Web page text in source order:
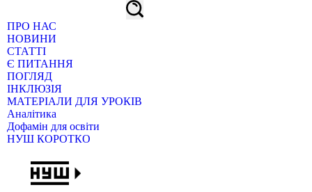
ПРО НАС
НОВИНИ
СТАТТІ
Є ПИТАННЯ
ПОГЛЯД
ІНКЛЮЗІЯ
МАТЕРІАЛИ ДЛЯ УРОКІВ
Аналітика
Дофамін для освіти
НУШ КОРОТКО